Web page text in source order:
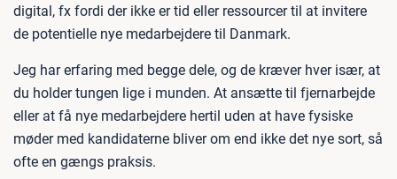
digital, fx fordi der ikke er tid eller ressourcer til at invitere
de potentielle nye medarbejdere til Danmark.
Jeg har erfaring med begge dele, og de kræver hver især, at
du holder tungen lige i munden. At ansætte til fjernarbejde
eller at få nye medarbejdere hertil uden at have fysiske
møder med kandidaterne bliver om end ikke det nye sort, så
ofte en gængs praksis.